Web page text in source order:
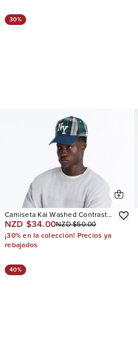
30%
Camiseta Kai Washed Contrast
Stitch Oversized Fleece
NZD $34.00NZD $50.00
¡30% en la colección! Precios ya
rebajados
40%